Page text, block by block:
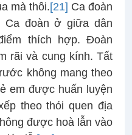
mà thôi.[21] Ca đoàn
Ca đoàn ở giữa dân
thích hợp. Đoàn
rãi và cung kính. Tất
không mang theo
em được huấn luyện
theo thói quen địa
được hoà lẫn vào